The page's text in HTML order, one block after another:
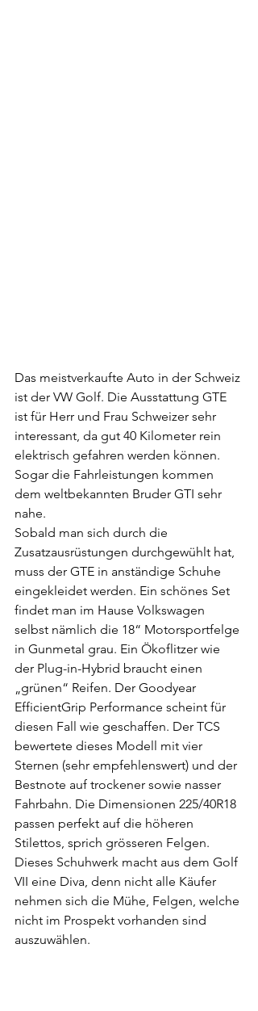
Das meistverkaufte Auto in der Schweiz
ist der VW Golf. Die Ausstattung GTE
ist für Herr und Frau Schweizer sehr
interessant, da gut 40 Kilometer rein
elektrisch gefahren werden können.
Sogar die Fahrleistungen kommen
dem weltbekannten Bruder GTI sehr
nahe.
Sobald man sich durch die
Zusatzausrüstungen durchgewühlt hat,
muss der GTE in anständige Schuhe
eingekleidet werden. Ein schönes Set
findet man im Hause Volkswagen
selbst nämlich die 18“ Motorsportfelge
in Gunmetal grau. Ein Ökoflitzer wie
der Plug-in-Hybrid braucht einen
„grünen“ Reifen. Der Goodyear
EfficientGrip Performance scheint für
diesen Fall wie geschaffen. Der TCS
bewertete dieses Modell mit vier
Sternen (sehr empfehlenswert) und der
Bestnote auf trockener sowie nasser
Fahrbahn. Die Dimensionen 225/40R18
passen perfekt auf die höheren
Stilettos, sprich grösseren Felgen.
Dieses Schuhwerk macht aus dem Golf
VII eine Diva, denn nicht alle Käufer
nehmen sich die Mühe, Felgen, welche
nicht im Prospekt vorhanden sind
auszuwählen.